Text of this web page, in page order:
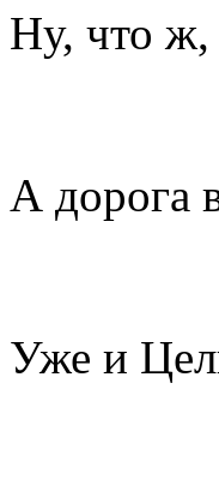
Ну, что ж,
А дорога
Уже и